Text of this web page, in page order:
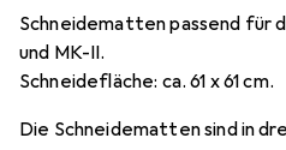
Schneidematten passend für
und MK-II.
Schneidefläche: ca. 61 x 61 cm.
Die Schneidematten sind in